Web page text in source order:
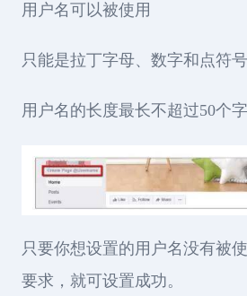
用户名可以被使用
只能是拉丁字母、数字和点符
用户名的长度最长不超过50个
只要你想设置的用户名没有被
要求，就可设置成功。